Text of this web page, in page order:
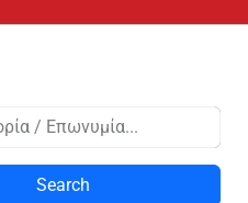
Search